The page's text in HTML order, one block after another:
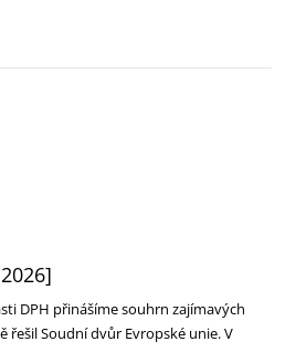
DPH přinášíme souhrn zajímavých
řešil Soudní dvůr Evropské unie. V